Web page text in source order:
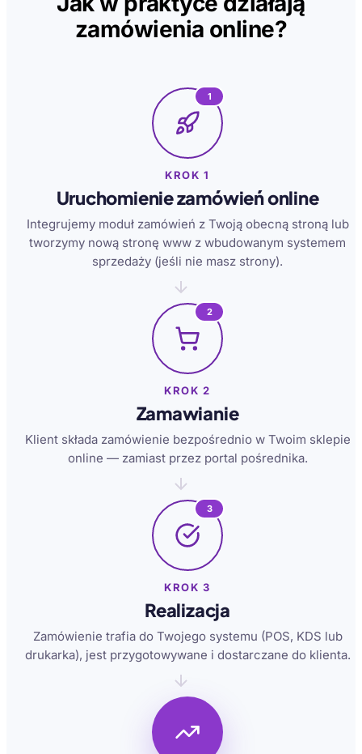
zamówienia online?
1
KROK 1
Uruchomienie zamówień online
Integrujemy moduł zamówień z Twoją obecną stroną lub
tworzymy nową stronę www z wbudowanym systemem
sprzedaży (jeśli nie masz strony).
2
KROK 2
Zamawianie
Klient składa zamówienie bezpośrednio w Twoim sklepie
online — zamiast przez portal pośrednika.
3
KROK 3
Realizacja
Zamówienie trafia do Twojego systemu (POS, KDS lub
drukarka), jest przygotowywane i dostarczane do klienta.